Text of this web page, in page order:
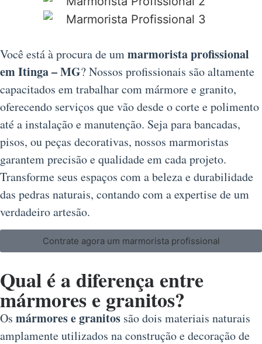
Você está à procura de ummarmorista profissional
em Itinga – MG? Nossos profissionais são altamente
capacitados em trabalhar com mármore e granito,
oferecendo serviços que vão desde o corte e polimento
até a instalação e manutenção. Seja para bancadas,
pisos, ou peças decorativas, nossos marmoristas
garantem precisão e qualidade em cada projeto.
Transforme seus espaços com a beleza e durabilidade
das pedras naturais, contando com a expertise de um
verdadeiro artesão.
Contrate agora um marmorista profissional
Qual é a diferença entre
mármores e granitos?
Os mármores e granitos são dois materiais naturais
amplamente utilizados na construção e decoração de